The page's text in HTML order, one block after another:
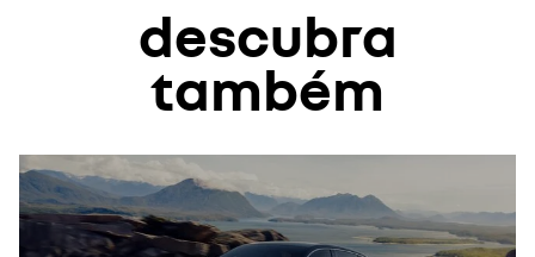
descubra
também